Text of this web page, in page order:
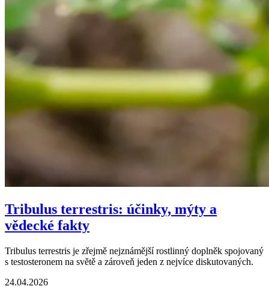
Tribulus terrestris: účinky, mýty a
vědecké fakty
Tribulus terrestris je zřejmě nejznámější rostlinný doplněk spojovaný
s testosteronem na světě a zároveň jeden z nejvíce diskutovaných.
24.04.2026